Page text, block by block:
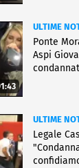
ULTIME
Ponte
Aspi
ULTIME
Legale